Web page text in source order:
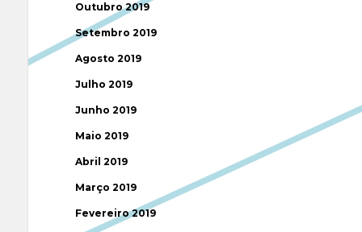
Outubro 2019
Setembro 2019
Agosto 2019
Julho 2019
Junho 2019
Maio 2019
Abril 2019
Março 2019
Fevereiro 2019